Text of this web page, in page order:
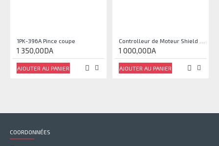
1PK-396A Pince coupe
1 350,00DA
AJOUTER AU PANIER
1 000,00DA
AJOUTER AU PANIER
COORDONNÉES